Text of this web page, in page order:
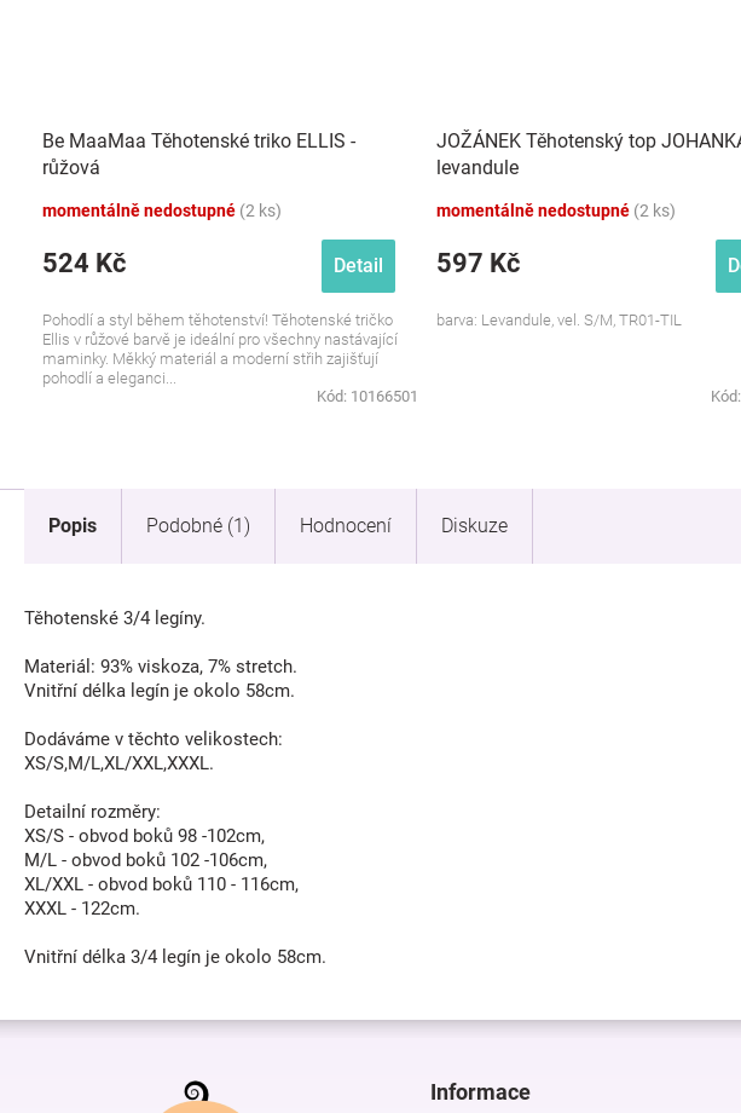
Be MaaMaa Těhotenské triko ELLIS -
růžová
momentálně nedostupné (2 ks)
524 Kč Detail
Pohodlí a styl během těhotenství! Těhotenské tričko
Ellis v růžové barvě je ideální pro všechny nastávající
maminky. Měkký materiál a moderní střih zajišťují
pohodlí a eleganci...
Kód: 10166501
JOŽÁNEK Těhotenský top
levandule
momentálně nedostupné (2 ks)
597 Kč
barva: Levandule, vel. S/M, TR01-TIL
Kód:
Popis Podobné (1) Hodnocení Diskuze
Těhotenské 3/4 legíny.
Materiál: 93% viskoza, 7% stretch.
Vnitřní délka legín je okolo 58cm.
Dodáváme v těchto velikostech:
XS/S,M/L,XL/XXL,XXXL.
Detailní rozměry:
XS/S - obvod boků 98 -102cm,
M/L - obvod boků 102 -106cm,
XL/XXL - obvod boků 110 - 116cm,
XXXL - 122cm.
Vnitřní délka 3/4 legín je okolo 58cm.
Z
Informace